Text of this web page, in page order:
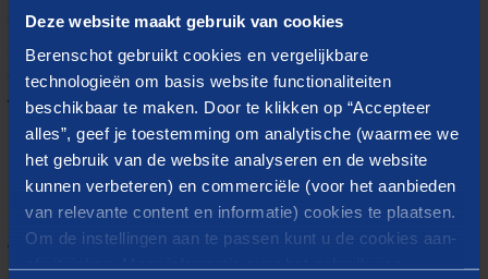
Deze website maakt gebruik van cookies
Berenschot gebruikt cookies en vergelijkbare
technologieën om basis website functionaliteiten
beschikbaar te maken. Door te klikken op “Accepteer
alles”, geef je toestemming om analytische (waarmee we
het gebruik van de website analyseren en de website
kunnen verbeteren) en commerciële (voor het aanbieden
van relevante content en informatie) cookies te plaatsen.
Om de instellingen aan te passen kunt u de cookies aan-
als mijn primaire expertise werk ik graag sector
overstijgend. Juist het analyseren van nieuwe
contexten en het ontrafelen van complexe
vraagstukken maakt dit werk voor mij waardevol.
Gerelateerde inzichten